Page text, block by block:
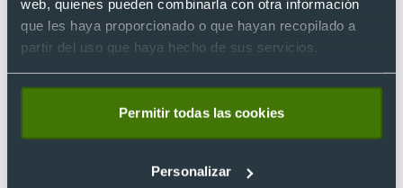
web, quienes pueden combinarla con otra información
que les haya proporcionado o que hayan recopilado a
partir del uso que haya hecho de sus servicios.
Permitir todas las cookies
Personalizar
Eco
Soporte antiestrés publicitario de bambú con
teclas independientes